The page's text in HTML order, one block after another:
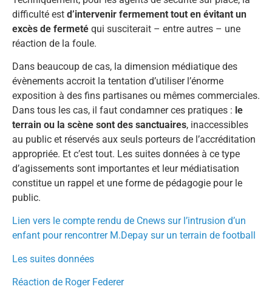
difficulté est d’intervenir fermement tout en évitant un
excès de fermeté qui susciterait – entre autres – une
réaction de la foule.
Dans beaucoup de cas, la dimension médiatique des
évènements accroit la tentation d’utiliser l’énorme
exposition à des fins partisanes ou mêmes commerciales.
Dans tous les cas, il faut condamner ces pratiques : le
terrain ou la scène sont des sanctuaires, inaccessibles
au public et réservés aux seuls porteurs de l’accréditation
appropriée. Et c’est tout. Les suites données à ce type
d’agissements sont importantes et leur médiatisation
constitue un rappel et une forme de pédagogie pour le
public.
Lien vers le compte rendu de Cnews sur l’intrusion d’un
enfant pour rencontrer M.Depay sur un terrain de football
Les suites données
Réaction de Roger Federer